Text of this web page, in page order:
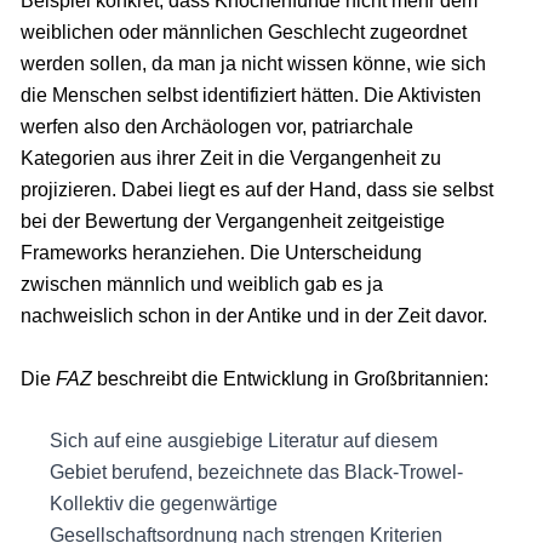
weiblichen oder männlichen Geschlecht zugeordnet
werden sollen, da man ja nicht wissen könne, wie sich
die Menschen selbst identifiziert hätten. Die Aktivisten
werfen also den Archäologen vor, patriarchale
Kategorien aus ihrer Zeit in die Vergangenheit zu
projizieren. Dabei liegt es auf der Hand, dass sie selbst
bei der Bewertung der Vergangenheit zeitgeistige
Frameworks heranziehen. Die Unterscheidung
zwischen männlich und weiblich gab es ja
nachweislich schon in der Antike und in der Zeit davor.
Die FAZbeschreibt die Entwicklung in Großbritannien:
Sich auf eine ausgiebige Literatur auf diesem
Gebiet berufend, bezeichnete das Black-Trowel-
Kollektiv die gegenwärtige
Gesellschaftsordnung nach strengen Kriterien